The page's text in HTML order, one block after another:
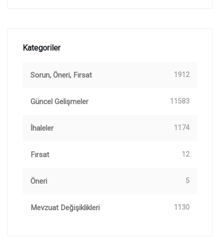
Kategoriler
Sorun, Öneri, Fırsat 1912
Güncel Gelişmeler 11583
İhaleler 1174
Fırsat 12
Öneri 5
Mevzuat Değişiklikleri 1130